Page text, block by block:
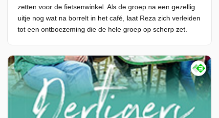
zetten voor de fietsenwinkel. Als de groep na een gezellig
uitje nog wat na borrelt in het café, laat Reza zich verleiden
tot een ontboezeming die de hele groep op scherp zet.